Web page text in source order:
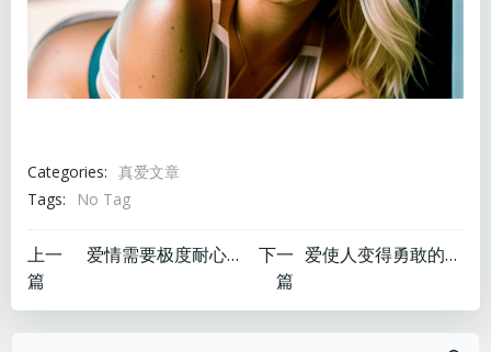
Categories: 真爱文章
Tags:
No Tag
文
章
上一
篇
爱情需要极度耐心等待
文
章
下一
篇
爱使人变得勇敢的句子